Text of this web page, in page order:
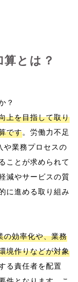
とは？
？
上を目指して取り
です。労働力不足
や業務プロセスの
ことが求められて
減やサービスの質
に進める取り組み
の効率化や、業務
境作りなどが対象
る責任者を配置